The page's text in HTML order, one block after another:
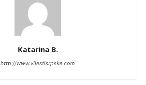
Katarina B.
http://www.vijestisrpske.com